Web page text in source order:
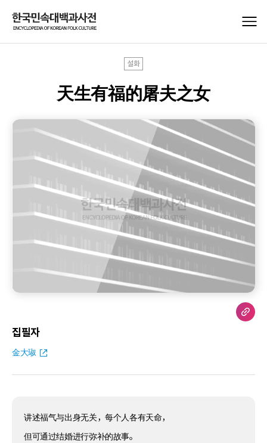
설화
天生有福的屠夫之女
집필자
金大琡
讲述福气与出身无关，每个人各有天命，
但可通过结婚进行弥补的故事。